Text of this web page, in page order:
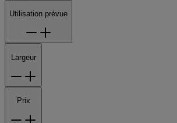
Utilisation prévue
Largeur
Prix